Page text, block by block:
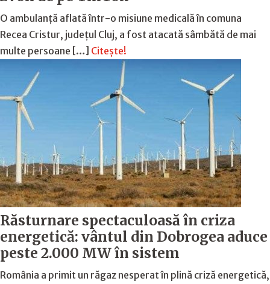
O ambulanță aflată într-o misiune medicală în comuna
Recea Cristur, județul Cluj, a fost atacată sâmbătă de mai
multe persoane […] Citește!
Răsturnare spectaculoasă în criza
energetică: vântul din Dobrogea aduce
peste 2.000 MW în sistem
România a primit un răgaz nesperat în plină criză energetică,